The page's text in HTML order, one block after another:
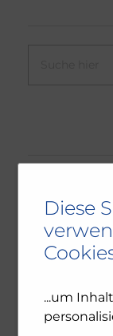
ORF-III-
Leseprobe:
Zukunft. 1945-
Diese
...um